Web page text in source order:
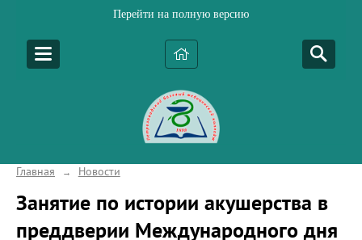
Перейти на полную версию
Главная → Новости
Занятие по истории акушерства в
преддверии Международного дня